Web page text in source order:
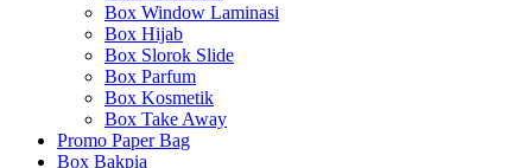
Box Window Laminasi
Box Hijab
Box Slorok Slide
Box Parfum
Box Kosmetik
Box Take Away
Promo Paper Bag
Box Bakpia